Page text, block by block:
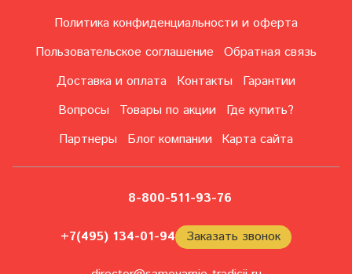
Политика конфиденциальности и оферта
Пользовательское соглашение
Обратная связь
Доставка и оплата
Контакты
Гарантии
Вопросы
Товары по акции
Где купить?
Партнеры
Блог компании Карта сайта
8-800-511-93-76
+7(495) 134-01-94 Заказать звонок